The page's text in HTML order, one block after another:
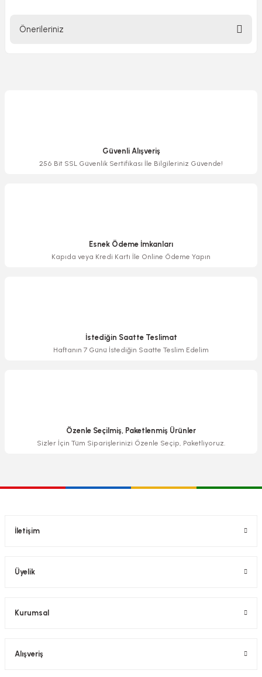
Önerileriniz
Ürün bilgilerinde hatalar bulunuyor.
Güvenli Alışveriş
256 Bit SSL Güvenlik Sertifikası İle Bilgileriniz Güvende!
Esnek Ödeme İmkanları
Kapıda veya Kredi Kartı İle Online Ödeme Yapın
İstediğin Saatte Teslimat
Haftanın 7 Günü İstediğin Saatte Teslim Edelim
Özenle Seçilmiş, Paketlenmiş Ürünler
Sizler İçin Tüm Siparişlerinizi Özenle Seçip, Paketliyoruz.
İletişim
Üyelik
Kurumsal
Alışveriş